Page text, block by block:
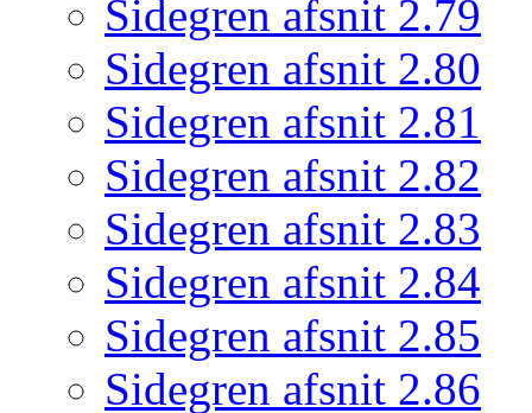
Sidegren afsnit 2.79
Sidegren afsnit 2.80
Sidegren afsnit 2.81
Sidegren afsnit 2.82
Sidegren afsnit 2.83
Sidegren afsnit 2.84
Sidegren afsnit 2.85
Sidegren afsnit 2.86